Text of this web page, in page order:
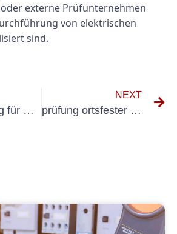
externe Prüfunternehmen
von elektrischen
sind.
UVV-Prüfung für Dienstwagen
NEXT
prüfung ortsfester anlagen dguv